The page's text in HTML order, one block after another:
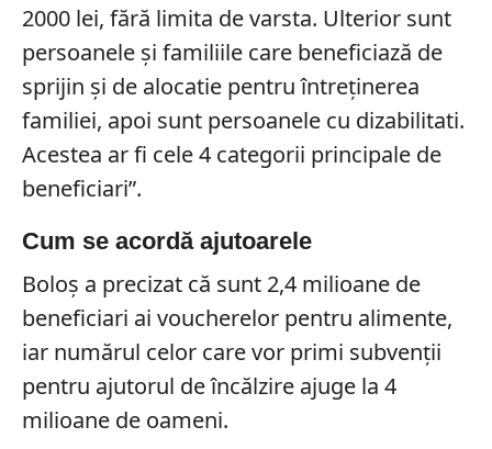
2000 lei, fără limita de varsta. Ulterior sunt
persoanele și familiile care beneficiază de
sprijin și de alocatie pentru întreținerea
familiei, apoi sunt persoanele cu dizabilitati.
Acestea ar fi cele 4 categorii principale de
beneficiari”.
Cum se acordă ajutoarele
Boloș a precizat că sunt 2,4 milioane de
beneficiari ai voucherelor pentru alimente,
iar numărul celor care vor primi subvenții
pentru ajutorul de încălzire ajuge la 4
milioane de oameni.